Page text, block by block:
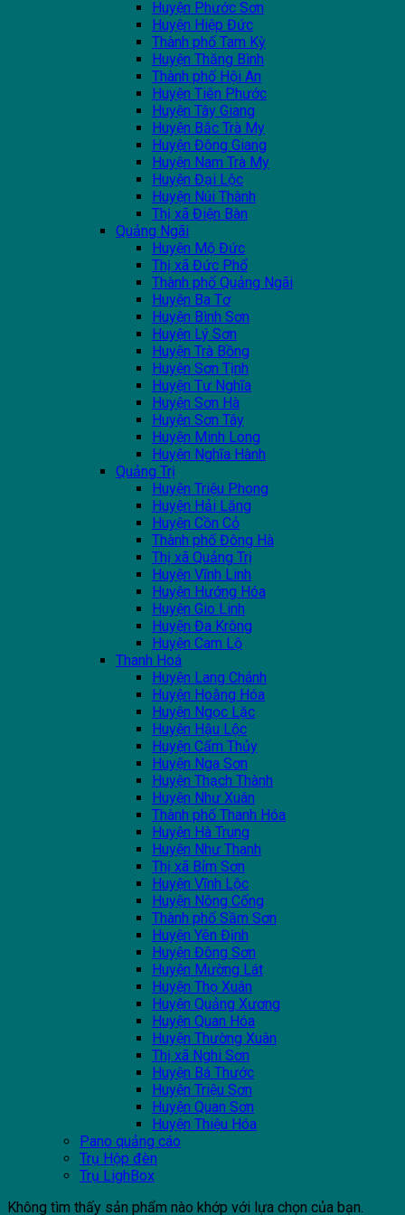
Huyện Phước Sơn
Huyện Hiệp Đức
Thành phố Tam Kỳ
Huyện Thăng Bình
Thành phố Hội An
Huyện Tiên Phước
Huyện Tây Giang
Huyện Bắc Trà My
Huyện Đông Giang
Huyện Nam Trà My
Huyện Đại Lộc
Huyện Núi Thành
Thị xã Điện Bàn
Quảng Ngãi
Huyện Mộ Đức
Thị xã Đức Phổ
Thành phố Quảng Ngãi
Huyện Ba Tơ
Huyện Bình Sơn
Huyện Lý Sơn
Huyện Trà Bồng
Huyện Sơn Tịnh
Huyện Tư Nghĩa
Huyện Sơn Hà
Huyện Sơn Tây
Huyện Minh Long
Huyện Nghĩa Hành
Quảng Trị
Huyện Triệu Phong
Huyện Hải Lăng
Huyện Cồn Cỏ
Thành phố Đông Hà
Thị xã Quảng Trị
Huyện Vĩnh Linh
Huyện Hướng Hóa
Huyện Gio Linh
Huyện Đa Krông
Huyện Cam Lộ
Thanh Hoá
Huyện Lang Chánh
Huyện Hoằng Hóa
Huyện Ngọc Lặc
Huyện Hậu Lộc
Huyện Cẩm Thủy
Huyện Nga Sơn
Huyện Thạch Thành
Huyện Như Xuân
Thành phố Thanh Hóa
Huyện Hà Trung
Huyện Như Thanh
Thị xã Bỉm Sơn
Huyện Vĩnh Lộc
Huyện Nông Cống
Thành phố Sầm Sơn
Huyện Yên Định
Huyện Đông Sơn
Huyện Mường Lát
Huyện Thọ Xuân
Huyện Quảng Xương
Huyện Quan Hóa
Huyện Thường Xuân
Thị xã Nghi Sơn
Huyện Bá Thước
Huyện Triệu Sơn
Huyện Quan Sơn
Huyện Thiệu Hóa
Pano quảng cáo
Trụ Hộp đèn
Trụ LighBox
Không tìm thấy sản phẩm nào khớp với lựa chọn của bạn.